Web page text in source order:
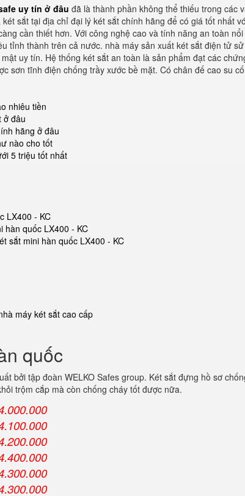
uy tín ở đâu đã là thành phần không thể thiếu trong các
sắt tại địa chỉ đại lý két sắt chính hãng để có giá tốt nhất
cần thiết hơn. Với công nghệ cao và tính năng an toàn
tỉnh thành trên cả nước. nhà máy sản xuất két sắt điện tử
uy tín. Hệ thống két sắt an toàn là sản phẩm đạt các
sơn tĩnh điện chống trầy xước bề mặt. Có chân đế cao su
nhiêu tiền
ở đâu
hãng ở đâu
nào cho tốt
5 triệu tốt nhất
LX400 - KC
hàn quốc LX400 - KC
sắt mini hàn quốc LX400 - KC
máy két sắt cao cấp
quốc
bởi tập đoàn WELKO Safes group. Két sắt đựng hồ sơ
trộm cắp mà còn chống cháy tốt được nữa.